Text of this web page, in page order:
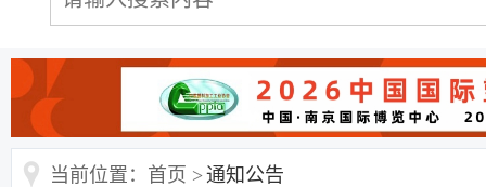
当前位置：首页 >通知公告